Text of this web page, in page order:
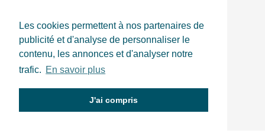
Les cookies permettent à nos partenaires de
publicité et d'analyse de personnaliser le
contenu, les annonces et d'analyser notre
trafic. En savoir plus
J'ai compris